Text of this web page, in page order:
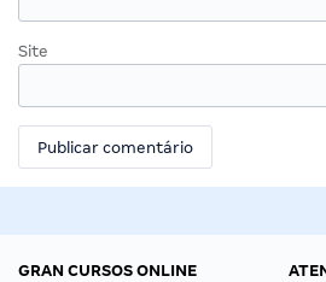
Site
GRAN CURSOS ONLINE